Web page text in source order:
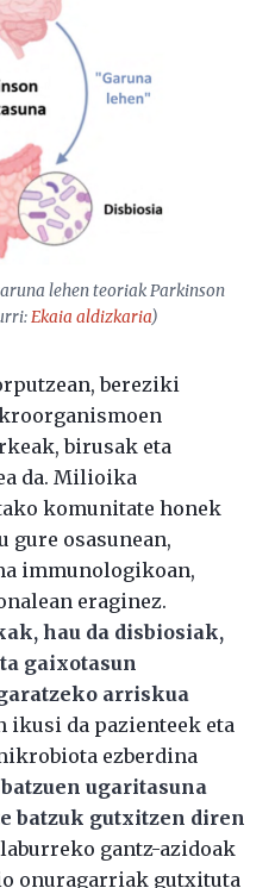
lehenteoriak Parkinson
Ekaia aldizkaria)
bereziki
birusak eta
da. Milioika
komunitate honek
gure osasunean,
immunologikoan,
eraginez.
hau da disbiosiak,
gaixotasun
arriskua
ikusi da pazienteek eta
ezberdina
ugaritasuna
batzuk gutxitzen diren
gantz-azidoak
onuragarriak gutxituta